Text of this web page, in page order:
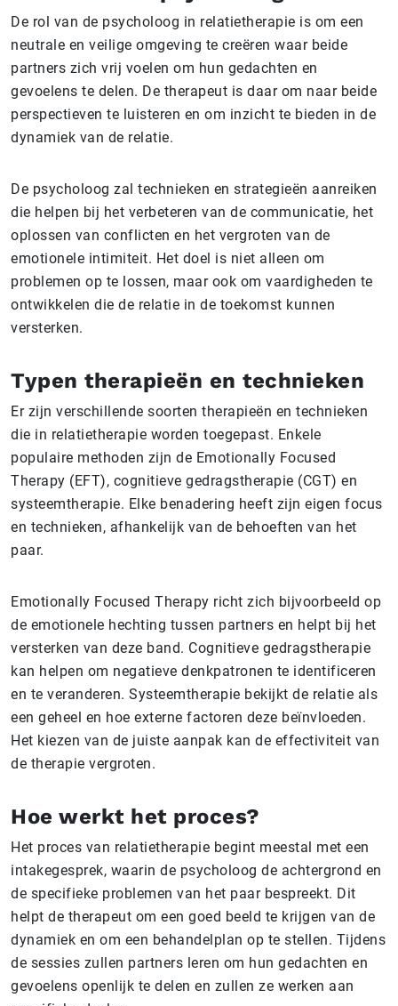
De rol van de psycholoog in relatietherapie is om een
neutrale en veilige omgeving te creëren waar beide
partners zich vrij voelen om hun gedachten en
gevoelens te delen. De therapeut is daar om naar beide
perspectieven te luisteren en om inzicht te bieden in de
dynamiek van de relatie.
De psycholoog zal technieken en strategieën aanreiken
die helpen bij het verbeteren van de communicatie, het
oplossen van conflicten en het vergroten van de
emotionele intimiteit. Het doel is niet alleen om
problemen op te lossen, maar ook om vaardigheden te
ontwikkelen die de relatie in de toekomst kunnen
versterken.
Typen therapieën en technieken
Er zijn verschillende soorten therapieën en technieken
die in relatietherapie worden toegepast. Enkele
populaire methoden zijn de Emotionally Focused
Therapy (EFT), cognitieve gedragstherapie (CGT) en
systeemtherapie. Elke benadering heeft zijn eigen focus
en technieken, afhankelijk van de behoeften van het
paar.
Emotionally Focused Therapy richt zich bijvoorbeeld op
de emotionele hechting tussen partners en helpt bij het
versterken van deze band. Cognitieve gedragstherapie
kan helpen om negatieve denkpatronen te identificeren
en te veranderen. Systeemtherapie bekijkt de relatie als
een geheel en hoe externe factoren deze beïnvloeden.
Het kiezen van de juiste aanpak kan de effectiviteit van
de therapie vergroten.
Hoe werkt het proces?
Het proces van relatietherapie begint meestal met een
intakegesprek, waarin de psycholoog de achtergrond en
de specifieke problemen van het paar bespreekt. Dit
helpt de therapeut om een goed beeld te krijgen van de
dynamiek en om een behandelplan op te stellen. Tijdens
de sessies zullen partners leren om hun gedachten en
gevoelens openlijk te delen en zullen ze werken aan